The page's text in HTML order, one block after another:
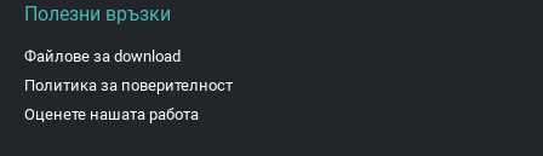
Полезни връзки
Файлове за download
Политика за поверителност
Оценете нашата работа